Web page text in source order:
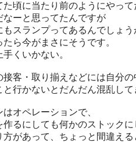
た頃に当たり前のようにやっ
なーと思ってたんですが
もスランプってあるんでしょう
ら今がまさにそうです。
くいかない。
接客・取り揃えなどには自分
と行かないとだんだん混乱して
オペレーションで、
作るにしても何かのストックに
方があって、ちょっと間違え